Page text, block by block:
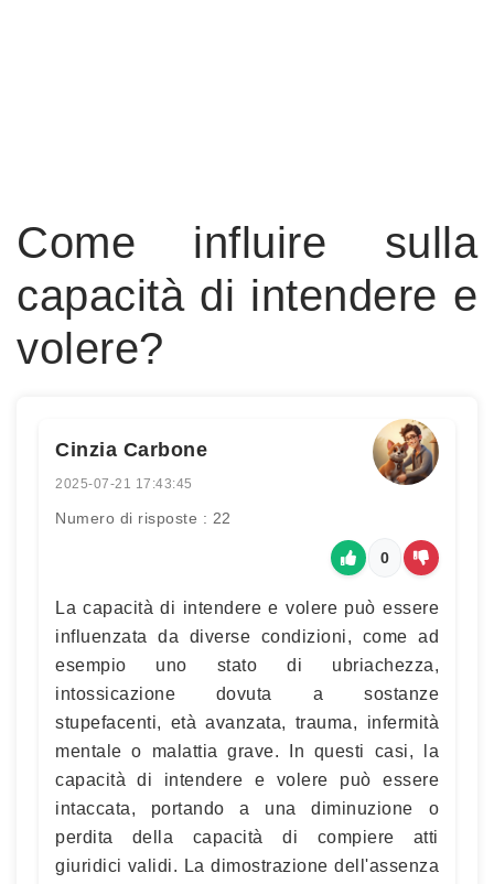
Come influire sulla
capacità di intendere e
volere?
Cinzia Carbone
2025-07-21 17:43:45
Numero di risposte : 22
0
La capacità di intendere e volere può essere
influenzata da diverse condizioni, come ad
esempio uno stato di ubriachezza,
intossicazione dovuta a sostanze
stupefacenti, età avanzata, trauma, infermità
mentale o malattia grave. In questi casi, la
capacità di intendere e volere può essere
intaccata, portando a una diminuzione o
perdita della capacità di compiere atti
giuridici validi. La dimostrazione dell'assenza